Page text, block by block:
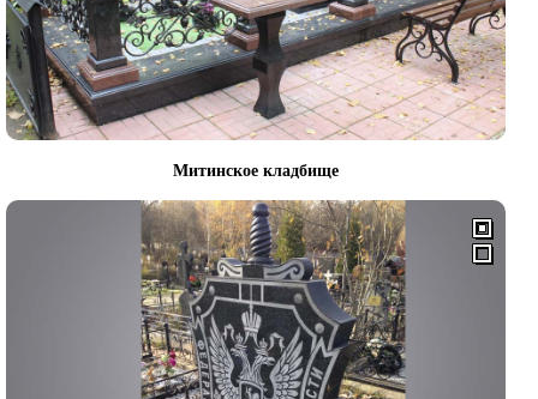
Митинское кладбище